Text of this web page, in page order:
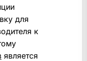
для
к
является